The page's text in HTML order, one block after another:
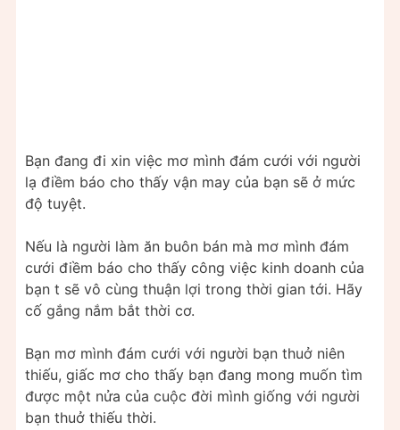
Bạn đang đi xin việc mơ mình đám cưới với người
lạ điềm báo cho thấy vận may của bạn sẽ ở mức
độ tuyệt.
Nếu là người làm ăn buôn bán mà mơ mình đám
cưới điềm báo cho thấy công việc kinh doanh của
bạn t sẽ vô cùng thuận lợi trong thời gian tới. Hãy
cố gắng nắm bắt thời cơ.
Bạn mơ mình đám cưới với người bạn thuở niên
thiếu, giấc mơ cho thấy bạn đang mong muốn tìm
được một nửa của cuộc đời mình giống với người
bạn thuở thiếu thời.